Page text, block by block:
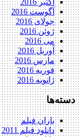
اکتبر 2016
آگوست 2016
جولای 2016
ژوئن 2016
می 2016
آوریل 2016
مارس 2016
فوریه 2016
ژانویه 2016
دسته‌ها
باران فیلم
دانلود فیلم 2011